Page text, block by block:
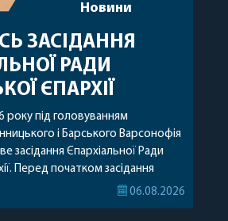
Новини
ЗАСІДАННЯ
РАДИ
ЄПАРХІЇ
року під головуванням
і Барського Варсонофія
засідання Єпархіальної Ради
Перед початком засідання
Ради від імені членів Ради
06.08.2026